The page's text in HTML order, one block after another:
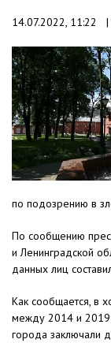
14.07.2022, 11:22 |
по подозрению в
По сообщению
и Ленинградской
данных лиц
Как сообщается, в
между 2014 и 2019
города заключали